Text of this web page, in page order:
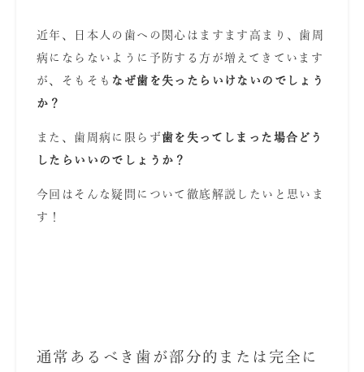
近年、日本人の歯への関心はますます高まり、歯周
病にならないように予防する方が増えてきています
が、そもそも なぜ歯を失ったらいけないのでしょう
か？
また、歯周病に限らず歯を失ってしまった場合どう
したらいいのでしょうか？
今回はそんな疑問について徹底解説したいと思いま
す！
通常あるべき歯が部分的または完全に